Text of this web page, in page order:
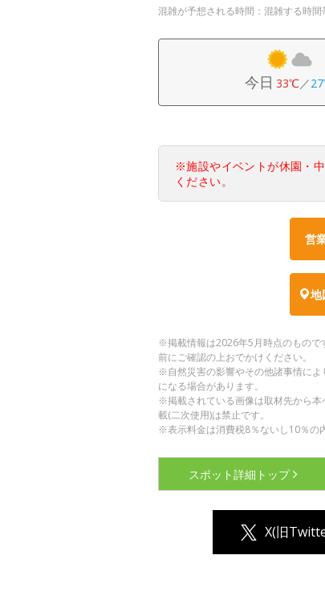
混雑が予想される時間：混雑する時間
今日 33℃／
※施設やイベントが休園・
ください。
営
地
※掲載情報は2026年5月時点のもので
前にご確認の上おでかけください。
※自然災害の影響やその他諸事情に
になる場合があります。
※掲載されている画像は取材先から
載(二次使用)は禁止です。
※表示料金は消費税8％ないし10％の
スポット詳細 トップ
X(旧